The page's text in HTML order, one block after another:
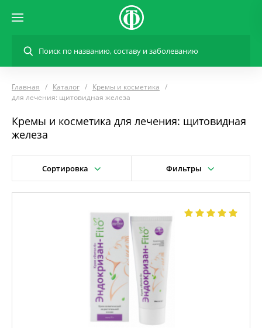
Главная Каталог
Кремы и косметика
для лечения: щитовидная железа
Кремы и косметика для лечения: щитовидная
железа
Сортировка Фильтры